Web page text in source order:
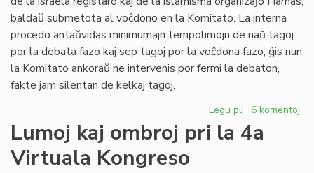
baldaŭ submetota al voĉdono en la Komitato. La interna
procedo antaŭvidas minimumajn tempolimojn de naŭ tagoj
por la debata fazo kaj sep tagoj por la voĉdona fazo; ĝis nun
la Komitato ankoraŭ ne intervenis por fermi la debaton,
fakte jam silentan de kelkaj tagoj.
Legu pli pri
TEJO
diskutas
6 komentoj
Lumoj kaj ombroj pri la 4a
Virtuala Kongreso